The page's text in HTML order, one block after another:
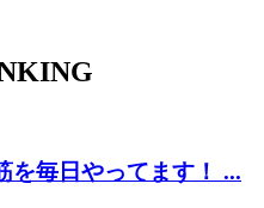
を毎日やってます！ ...